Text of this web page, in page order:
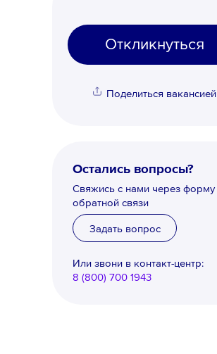
Откликнуться
Поделиться вакансией
Остались вопросы?
Свяжись с нами через форму
обратной связи
Задать вопрос
Или звони в контакт-центр:
8 (800) 700 1943